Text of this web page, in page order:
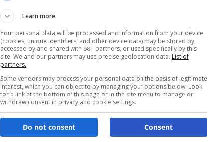
Learn more
Your personal data will be processed and information from your device
(cookies, unique identifiers, and other device data) may be stored by,
accessed by and shared with 681 partners, or used specifically by this
site. We and our partners may use precise geolocation data. List of
partners.
Some vendors may process your personal data on the basis of legitimate
interest, which you can object to by managing your options below. Look
for a link at the bottom of this page or in the site menu to manage or
withdraw consent in privacy and cookie settings.
Consent
Do not consent